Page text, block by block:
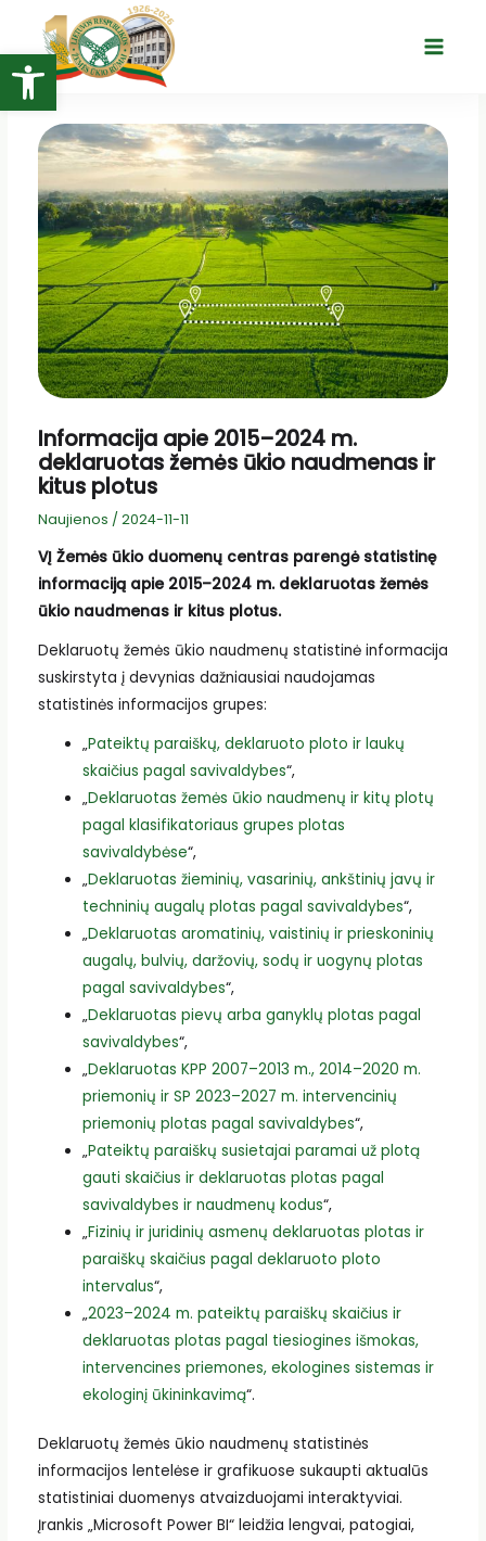
Open toolbar
turinio
Main
Informacija apie 2015–2024 m.
deklaruotas žemės ūkio naudmenas ir
kitus plotus
Naujienos / 2024-11-11
VĮ Žemės ūkio duomenų centras parengė statistinę
informaciją apie 2015–2024 m. deklaruotas žemės
ūkio naudmenas ir kitus plotus.
Deklaruotų žemės ūkio naudmenų statistinė informacija
suskirstyta į devynias dažniausiai naudojamas
statistinės informacijos grupes:
„Pateiktų paraiškų, deklaruoto ploto ir laukų
skaičius pagal savivaldybes“,
„Deklaruotas žemės ūkio naudmenų ir kitų plotų
pagal klasifikatoriaus grupes plotas
savivaldybėse“,
„Deklaruotas žieminių, vasarinių, ankštinių javų ir
techninių augalų plotas pagal savivaldybes“,
„Deklaruotas aromatinių, vaistinių ir prieskoninių
augalų, bulvių, daržovių, sodų ir uogynų plotas
pagal savivaldybes“,
„Deklaruotas pievų arba ganyklų plotas pagal
savivaldybes“,
„Deklaruotas KPP 2007–2013 m., 2014–2020 m.
priemonių ir SP 2023–2027 m. intervencinių
priemonių plotas pagal savivaldybes“,
„Pateiktų paraiškų susietajai paramai už plotą
gauti skaičius ir deklaruotas plotas pagal
savivaldybes ir naudmenų kodus“,
„Fizinių ir juridinių asmenų deklaruotas plotas ir
paraiškų skaičius pagal deklaruoto ploto
intervalus“,
„2023–2024 m. pateiktų paraiškų skaičius ir
deklaruotas plotas pagal tiesiogines išmokas,
intervencines priemones, ekologines sistemas ir
ekologinį ūkininkavimą“.
Deklaruotų žemės ūkio naudmenų statistinės
informacijos lentelėse ir grafikuose sukaupti aktualūs
statistiniai duomenys atvaizduojami interaktyviai.
Įrankis „Microsoft Power BI“ leidžia lengvai, patogiai,